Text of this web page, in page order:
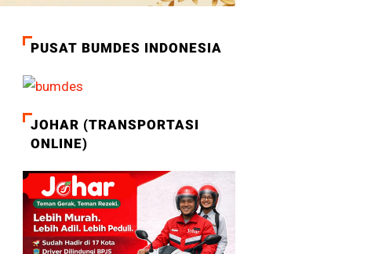
PUSAT BUMDES INDONESIA
JOHAR (TRANSPORTASI
ONLINE)